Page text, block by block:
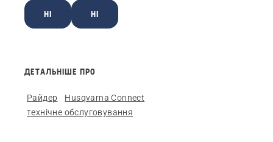
НІ НІ
ДЕТАЛЬНІШЕ ПРО
Райдер
Husqvarna Connect
технічне обслуговування